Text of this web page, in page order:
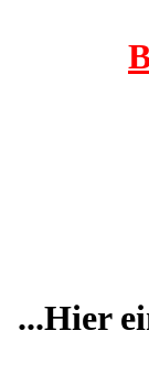
...Hier